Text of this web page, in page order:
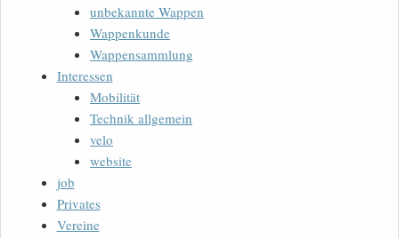
unbekannte Wappen
Wappenkunde
Wappensammlung
Interessen
Mobilität
Technik allgemein
velo
website
job
Privates
Vereine